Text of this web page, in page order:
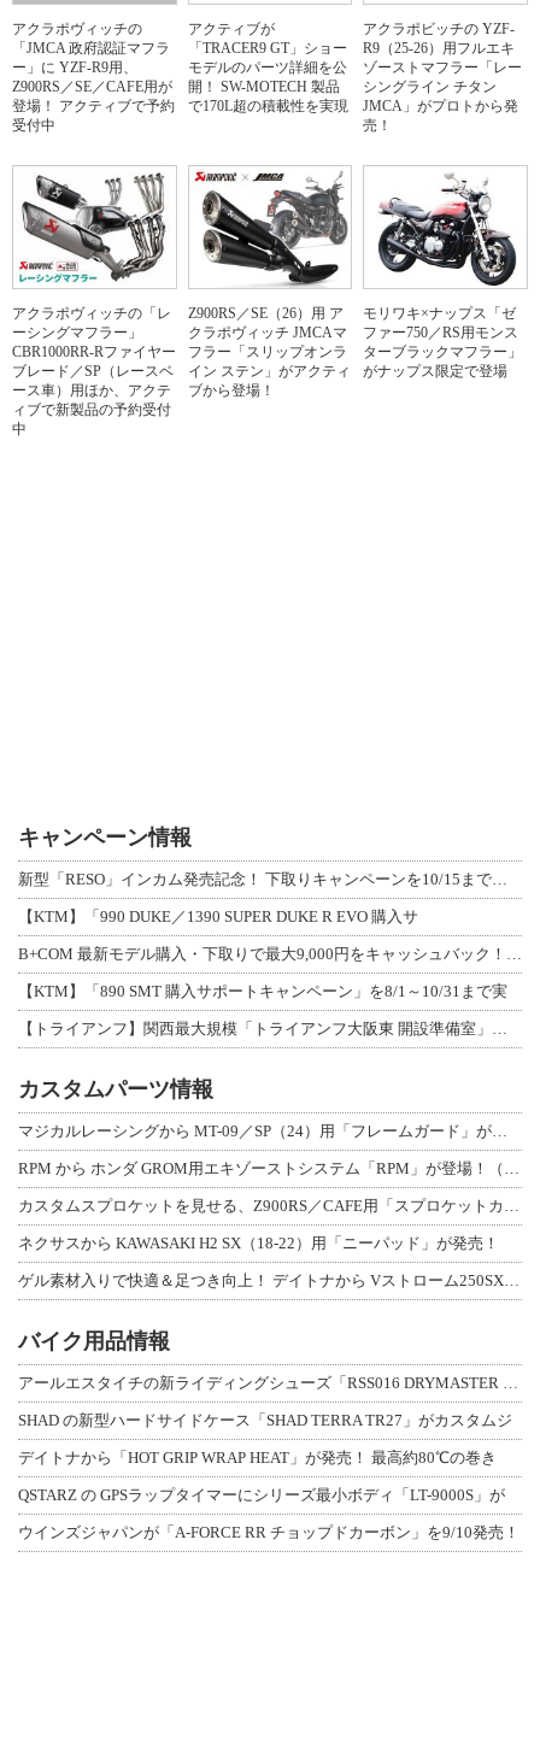
アクラポヴィッチの
「JMCA 政府認証マフラ
ー」に YZF-R9用、
Z900RS／SE／CAFE用が
登場！ アクティブで予約
受付中
アクティブが
「TRACER9 GT」ショー
モデルのパーツ詳細を公
開！ SW-MOTECH 製品
で170L超の積載性を実現
アクラポビッチの YZF-
R9（25-26）用フルエキ
ゾーストマフラー「レー
シングライン チタン
JMCA」がプロトから発
売！
アクラポヴィッチの「レ
ーシングマフラー」
CBR1000RR-Rファイヤー
ブレード／SP（レースベ
ース車）用ほか、アクテ
ィブで新製品の予約受付
中
Z900RS／SE（26）用 ア
クラポヴィッチ JMCAマ
フラー「スリップオンラ
イン ステン」がアクティ
ブから登場！
モリワキ×ナップス「ゼ
ファー750／RS用モンス
ターブラックマフラー」
がナップス限定で登場
キャンペーン情報
【KTM】「990 DUKE／1390 SUPER DUKE R EVO 購入サ
【KTM】「890 SMT 購入サポートキャンペーン」を8/1～10/31まで実
カスタムパーツ情報
ネクサスから KAWASAKI H2 SX（18-22）用「ニーパッド」が発売！
バイク用品情報
SHAD の新型ハードサイドケース「SHAD TERRA TR27」がカスタムジ
デイトナから「HOT GRIP WRAP HEAT」が発売！ 最高約80℃の巻き
QSTARZ の GPSラップタイマーにシリーズ最小ボディ「LT-9000S」が
ウインズジャパンが「A-FORCE RR チョップドカーボン」を9/10発売！